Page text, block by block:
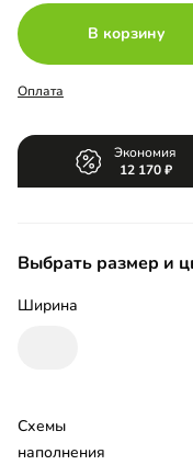
В корзину
Оплата
Экономия
12 170
Выбрать размер и
Ширина
Схемы
наполнения